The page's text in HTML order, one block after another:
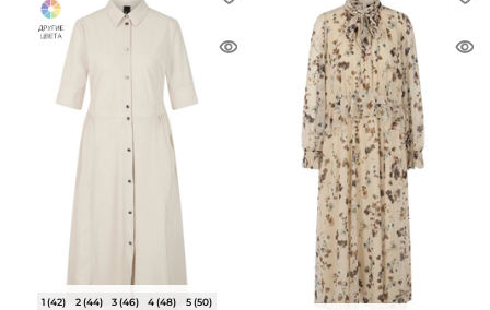
1 (42) 2 (44) 3 (46) 4 (48)
5 (50)